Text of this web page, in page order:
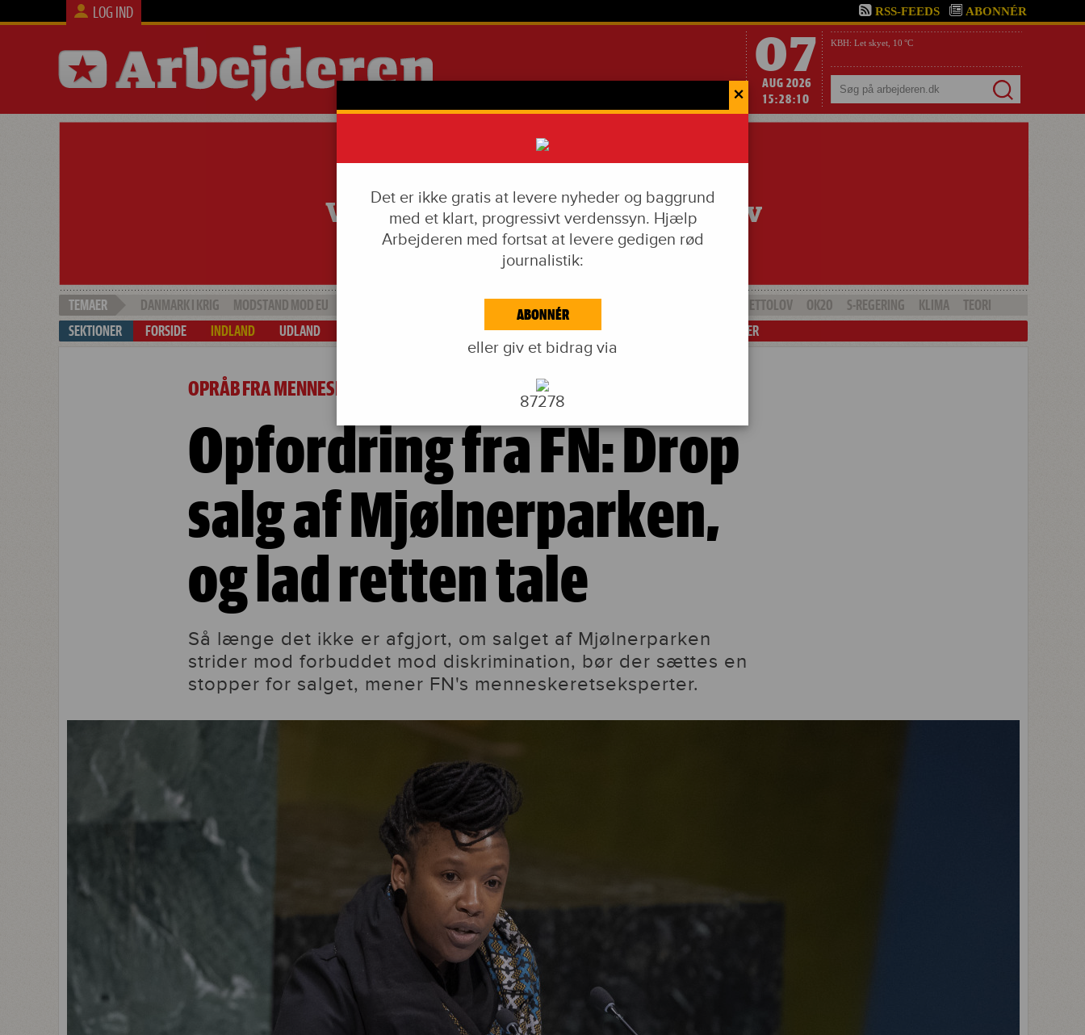
LOG IND RSS-FEEDS ABONNÉR
07
AUG 2026
15:28:11
KBH: Let skyet, 10 °C
Søg
DANMARK I KRIG MODSTAND MOD EU LIVSSTIL GHETTOLOV OK20 S-REGERING KLIMA
TEORI
FORSIDE
INDLAND UDLAND IDÉKAMP KULTUR BLOGS KALENDER
OPRÅB FRA MENNESKERETSEKSPERTER
Opfordring fra FN: Drop
salg af Mjølnerparken,
og lad retten tale
Så længe det ikke er afgjort, om salget af Mjølnerparken
strider mod forbuddet mod diskrimination, bør der sættes en
stopper for salget, mener FN's menneskeretseksperter.
×
Det er ikke gratis at levere nyheder og baggrund
med et klart, progressivt verdenssyn. Hjælp
Arbejderen med fortsat at levere gedigen rød
journalistik:
ABONNÉR
eller giv et bidrag via
87278